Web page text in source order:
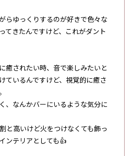
らゆっくりするのが好きで色々な
てきたんですけど、これがダント
癒されたい時、音で楽しみたいと
ているんですけど、視覚的に癒さ
、なんかバーにいるような気分に
と高いけど火をつけなくても飾っ
ンテリアとしても👍